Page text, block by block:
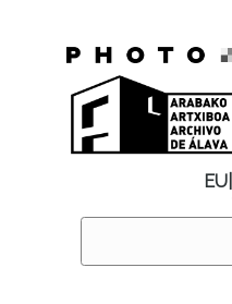
EU